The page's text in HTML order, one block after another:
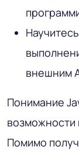
внешним
Понимание
возможности
Помимо